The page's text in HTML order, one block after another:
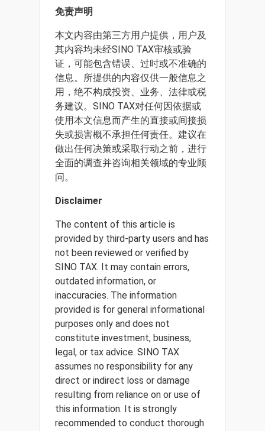
免责声明
本文内容由第三方用户提供，用户及
其内容均未经SINO TAX审核或验
证，可能包含错误、过时或不准确的
信息。所提供的内容仅供一般信息之
用，绝不构成投资、业务、法律或税
务建议。SINO TAX对任何因依据或
使用本文信息而产生的直接或间接损
失或损害概不承担任何责任。建议在
做出任何决策或采取行动之前，进行
全面的调查并咨询相关领域的专业顾
问。
Disclaimer
The content of this article is
provided by third-party users and has
not been reviewed or verified by
SINO TAX. It may contain errors,
outdated information, or
inaccuracies. The information
provided is for general informational
purposes only and does not
constitute investment, business,
legal, or tax advice. SINO TAX
assumes no responsibility for any
direct or indirect loss or damage
resulting from reliance on or use of
this information. It is strongly
recommended to conduct thorough